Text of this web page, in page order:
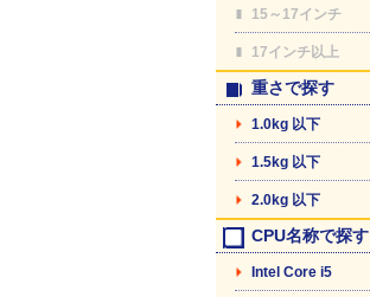
15～17インチ
17インチ以上
重さで探す
1.0kg 以下
1.5kg 以下
2.0kg 以下
CPU名称で探す
Intel Core i5